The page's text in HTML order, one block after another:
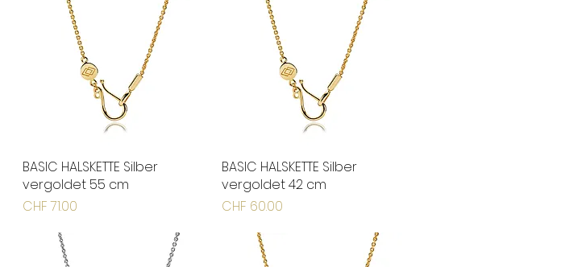
Schnellansicht
BASIC HALSKETTE Silber
vergoldet 55 cm
Preis
CHF 71.00
Schnellansicht
BASIC HALSKETTE Silber
vergoldet 42 cm
Preis
CHF 60.00